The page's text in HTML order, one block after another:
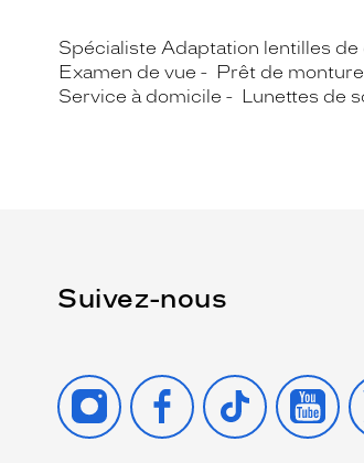
Spécialiste Adaptation lentilles
Examen de vue
Prêt de
Service à domicile
Lunettes de
Suivez-nous
INSTAGRAMFACEBOOK
TIKTOK X